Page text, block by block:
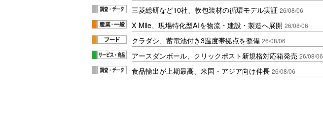
三菱総研など10社、軟包装材の循環モデル実証 26/08/06
X Mile、現場特化型AIを物流・建設・製造へ展開 26/08/06
クラダシ、蓄電池付き3温度帯拠点を整備 26/08/06
アースダンボール、クリックポスト新規格対応箱発売 26/08/06
食品輸出が上期最高、米国・アジア向け伸長 26/08/06